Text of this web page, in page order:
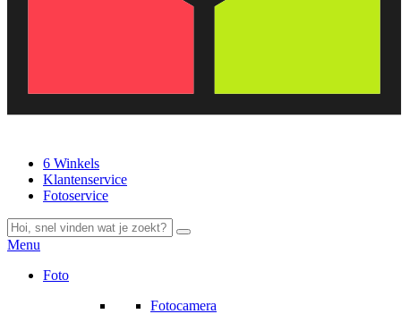
6 Winkels
Klantenservice
Fotoservice
Menu
Foto
Fotocamera